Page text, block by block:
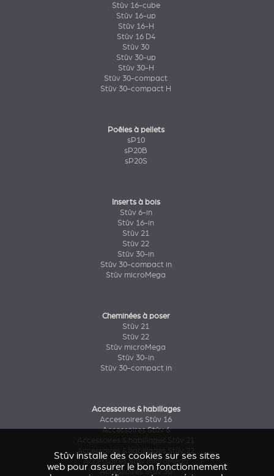
Stûv 16-cube
Stûv 16-up
Stûv 16-H
Stûv 16 D4
Stûv 30
Stûv 30-up
Stûv 30-H
Stûv 30-compact
Stûv 30-compact H
Poêles à pellets
sP10
sP20B
sP20S
Inserts à bois
Stûv 6-in
Stûv 16-in
Stûv 21
Stûv 22
Stûv 30-in
Stûv 30-compact in
Stûv microMega
Cheminées à poser
Stûv 21
Stûv 22
Stûv microMega
Stûv 30-in
Stûv 30-compact in
Accessoires & habillages
Accessoires Stûv 16
Accessoires Stûv 6
Accessoires & habillages Stûv 22
Accessoires Stûv microMega
Accessoires Stûv 30
Stûv installe des cookies sur ses sites
web pour assurer le bon fonctionnement